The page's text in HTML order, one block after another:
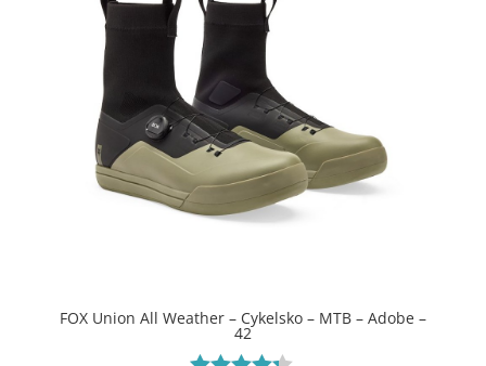
FOX Union All Weather – Cykelsko – MTB – Adobe –
42